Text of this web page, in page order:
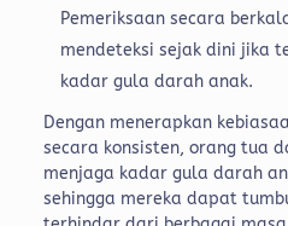
Pemeriksaan secara
mendeteksi sejak dini jika
kadar gula darah anak.
Dengan menerapkan
secara konsisten, orang tua
menjaga kadar gula darah
sehingga mereka dapat